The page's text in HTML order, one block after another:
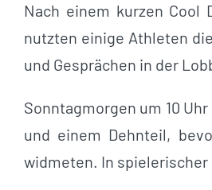
Nach einem kurzen Cool
nutzten einige Athleten
und Gesprächen in der
Sonntagmorgen um 10
und einem Dehnteil,
widmeten. In spielerischer